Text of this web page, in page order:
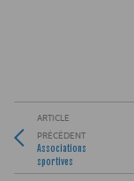
ARTICLE
PRÉCÉDENT
Associations
sportives